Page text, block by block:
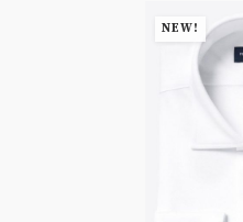
NEW!